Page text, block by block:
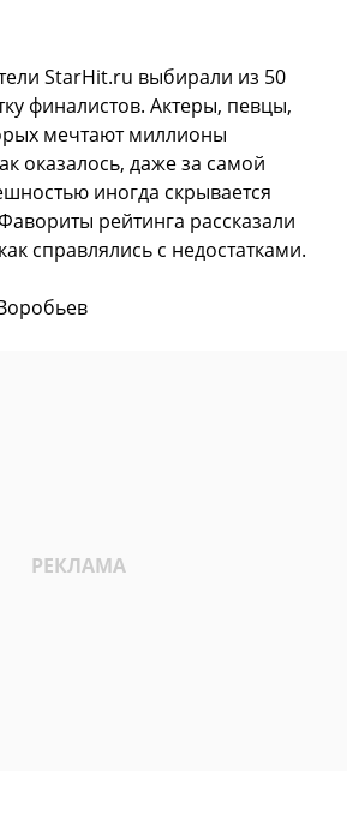
StarHit.ru выбирали из 50
финалистов. Актеры, певцы,
мечтают миллионы
оказалось, даже за самой
иногда скрывается
рейтинга рассказали
справлялись с недостатками.